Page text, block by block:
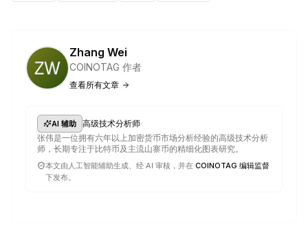
Zhang Wei
COINOTAG 作者
查看所有文章
AI 辅助 高级技术分析师·
张伟是一位拥有六年以上加密货币市场分析经验的高级技术分析
师，长期专注于比特币及主流山寨币的精细化图表研究。
本文由人工智能辅助生成、经 AI 审核，并在 COINOTAG 编辑监督
下发布。